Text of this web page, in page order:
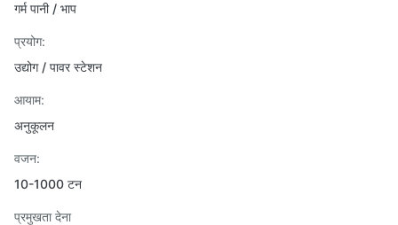
गर्म पानी / भाप
प्रयोग:
उद्योग / पावर स्टेशन
आयाम:
अनुकूलन
वजन:
10-1000 टन
प्रमुखता देना